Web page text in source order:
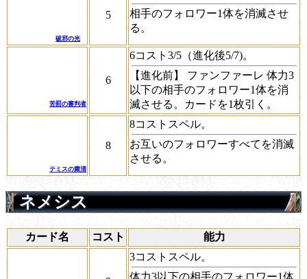
破邪の光
5
相手のフォロワー1体を消滅させ
る。
苦罰の審判者
6
6コスト3/5（進化後5/7)。
【進化前】 ファンファーレ 体力3
以下の相手のフォロワー1体を消
滅させる。カードを1枚引く。
テミスの粛清
8
8コストスペル。
お互いのフォロワーすべてを消滅
させる。
ネメシス
カード名 コスト 能力
3コストスペル。
体力3以下の相手のフォロワー1体